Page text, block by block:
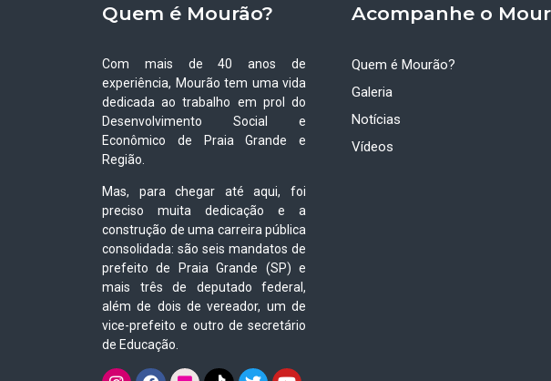
Quem é Mourão?
Com mais de 40 anos de
experiência, Mourão tem uma vida
dedicada ao trabalho em prol do
Desenvolvimento Social e
Econômico de Praia Grande e
Região.
Mas, para chegar até aqui, foi
preciso muita dedicação e a
construção de uma carreira pública
consolidada: são seis mandatos de
prefeito de Praia Grande (SP) e
mais três de deputado federal,
além de dois de vereador, um de
vice-prefeito e outro de secretário
de Educação.
Acompanhe o
Quem é Mourão?
Galeria
Notícias
Vídeos